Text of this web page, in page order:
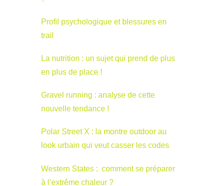
Profil psychologique et blessures en
trail
La nutrition : un sujet qui prend de plus
en plus de place !
Gravel running : analyse de cette
nouvelle tendance !
Polar Street X : la montre outdoor au
look urbain qui veut casser les codes
Western States : comment se préparer
à l’extrême chaleur ?